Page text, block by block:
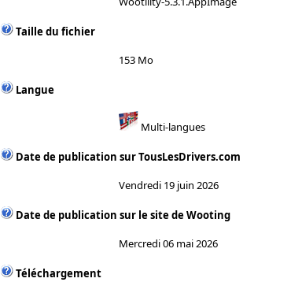
Taille du fichier
153 Mo
Langue
Multi-langues
Date de publication sur TousLesDrivers.com
Vendredi 19 juin 2026
Date de publication sur le site de Wooting
Mercredi 06 mai 2026
Téléchargement